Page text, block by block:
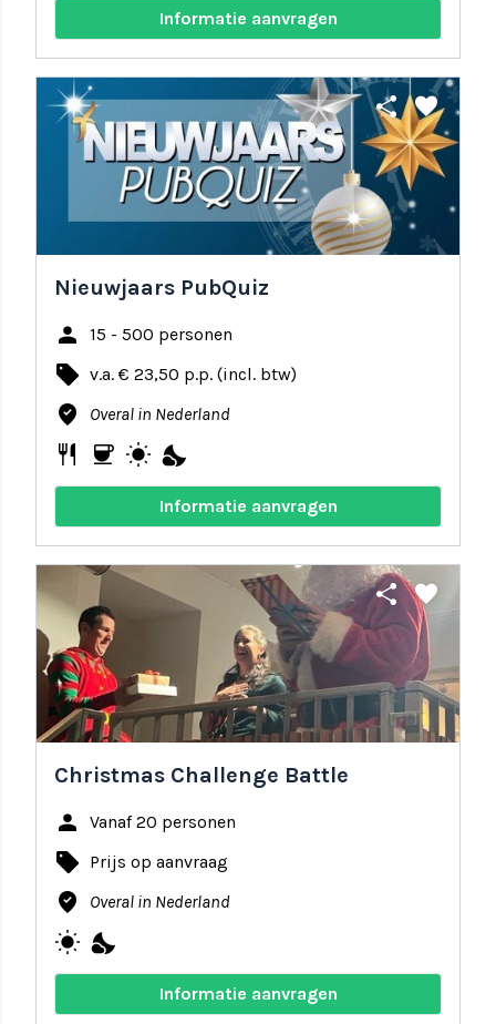
Informatie aanvragen
share favorite
Nieuwjaars PubQuiz
person 15 - 500 personen
local_offer v.a. € 23,50 p.p. (incl. btw)
where_to_vote Overal in Nederland
restaurant coffee wb_sunny nights_stay
Informatie aanvragen
share favorite
Christmas Challenge Battle
person Vanaf 20 personen
local_offer Prijs op aanvraag
where_to_vote Overal in Nederland
wb_sunny nights_stay
Informatie aanvragen